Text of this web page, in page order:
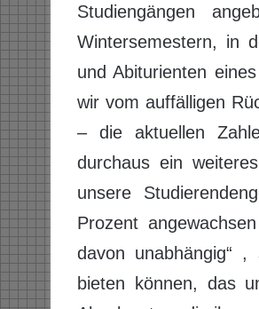
Studiengängen
Wintersemestern, in
und Abiturienten
wir vom auffälligen
– die aktuellen
durchaus ein
unsere
Prozent
davon unabhängig“ ,
bieten können, das